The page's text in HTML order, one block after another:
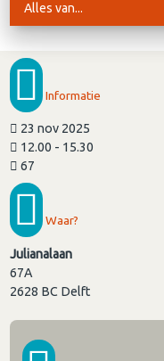
Alles van...
Informatie
23 nov 2025
12.00 - 15.30
67
Waar?
Julianalaan
67A
2628 BC Delft